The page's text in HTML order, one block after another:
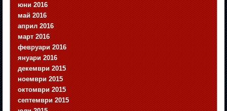
юни 2016
май 2016
април 2016
март 2016
февруари 2016
януари 2016
декември 2015
ноември 2015
октомври 2015
септември 2015